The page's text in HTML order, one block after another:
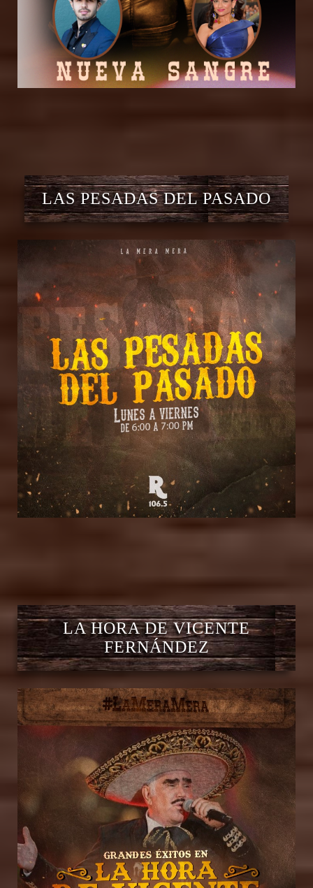
LAS PESADAS DEL PASADO
LA HORA DE VICENTE
FERNÁNDEZ